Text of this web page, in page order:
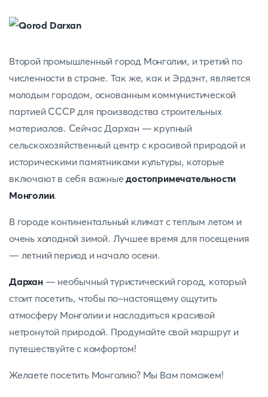
Второй промышленный город Монголии, и третий по
численности в стране. Так же, как и Эрдэнт, является
молодым городом, основанным коммунистической
партией СССР для производства строительных
материалов. Сейчас Дархан — крупный
сельскохозяйственный центр с красивой природой и
историческими памятниками культуры, которые
включают в себя важныедостопримечательности
Монголии.
В городе континентальный климат с теплым летом и
очень холодной зимой. Лучшее время для посещения
— летний период и начало осени.
Дархан — необычный туристический город, который
стоит посетить, чтобы по-настоящему ощутить
атмосферу Монголии и насладиться красивой
нетронутой природой. Продумайте свой маршрут и
путешествуйте с комфортом!
Желаете посетить Монголию? Мы Вам поможем!